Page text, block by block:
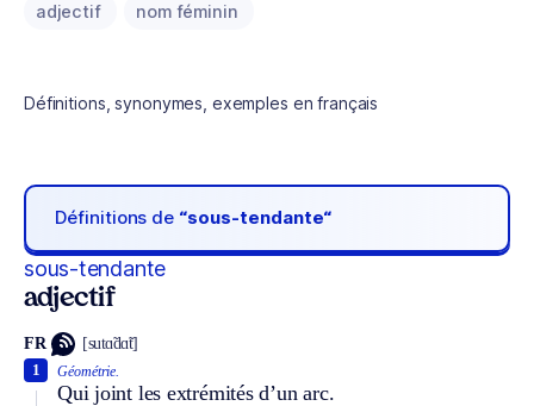
adjectif nom féminin
Définitions, synonymes, exemples en français
Définitions de “sous-tendante“
sous-tendante
adjectif
FR [sutɑ̃dɑ̃t]
Géométrie.
Qui joint les extrémités d’un arc.
1